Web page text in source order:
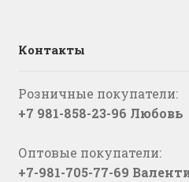
Контакты
Розничные покупатели:
+7 981-858-23-96 Любовь
Оптовые покупатели:
+7-981-705-77-69